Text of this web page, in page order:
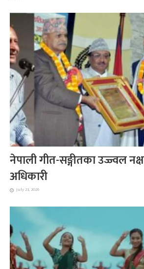
नेपाली गीत-सङ्गीतका उज्ज्वल
अधिकारी
July 23, 2026